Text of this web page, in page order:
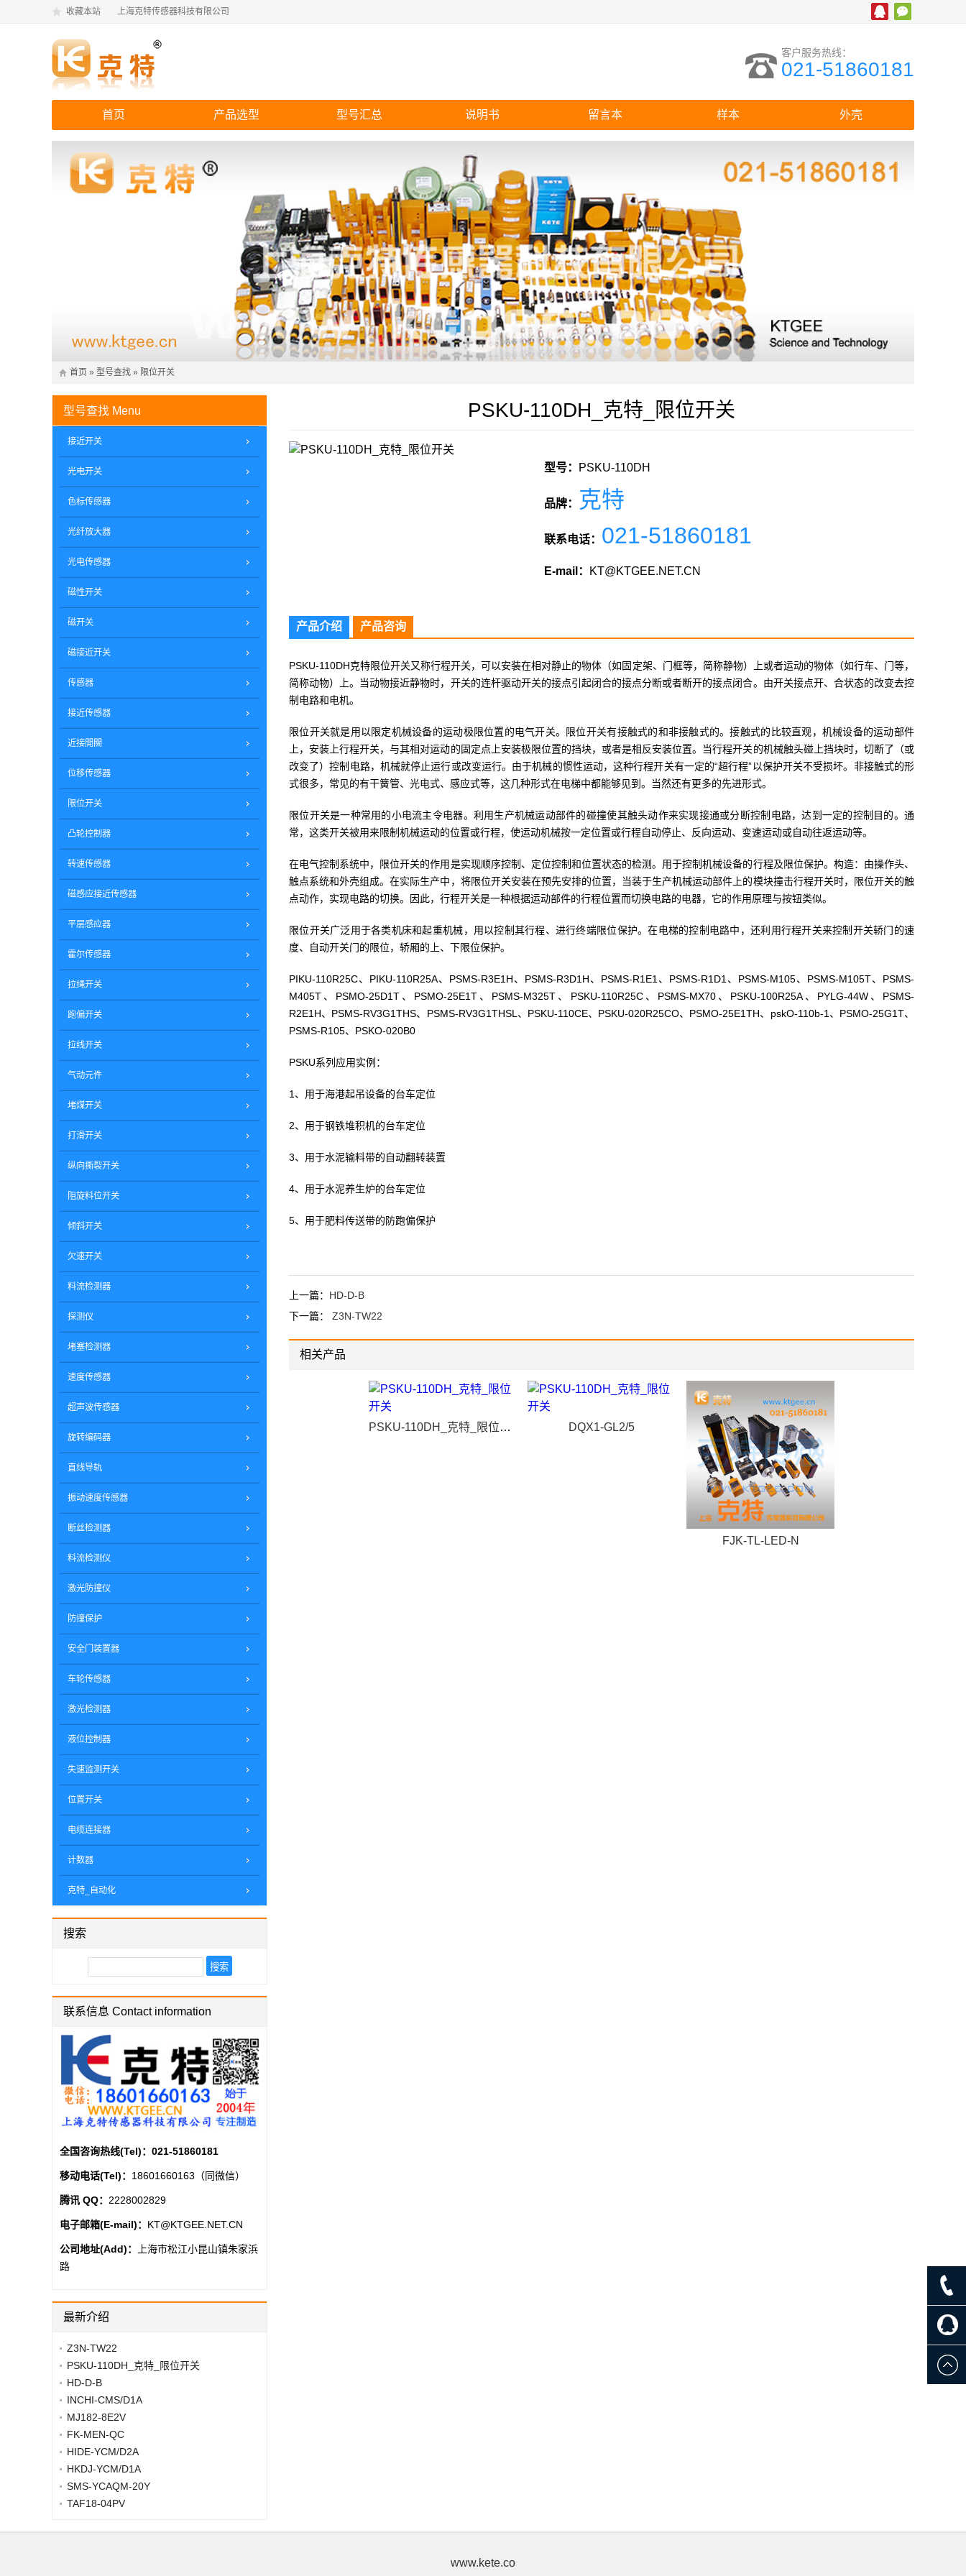
收藏本站 上海克特传感器科技有限公司
客户服务热线：
021-51860181
首页 产品选型 型号汇总 说明书 留言本 样本 外壳
首页 » 型号查找 » 限位开关
PSKU-110DH_克特_限位开关
型号： PSKU-110DH
品牌： 克特
联系电话： 021-51860181
E-mail： KT@KTGEE.NET.CN
产品介绍 产品咨询
PSKU-110DH克特限位开关又称行程开关，可以安装在相对静止的物体（如固定架、门框等，简称静物）上或者运动的物体（如行车、门等，
简称动物）上。当动物接近静物时，开关的连杆驱动开关的接点引起闭合的接点分断或者断开的接点闭合。由开关接点开、合状态的改变去控
制电路和电机。
限位开关就是用以限定机械设备的运动极限位置的电气开关。限位开关有接触式的和非接触式的。接触式的比较直观，机械设备的运动部件
上，安装上行程开关，与其相对运动的固定点上安装极限位置的挡块，或者是相反安装位置。当行程开关的机械触头碰上挡块时，切断了（或
改变了）控制电路，机械就停止运行或改变运行。由于机械的惯性运动，这种行程开关有一定的“超行程”以保护开关不受损坏。非接触式的形
式很多，常见的有干簧管、光电式、感应式等，这几种形式在电梯中都能够见到。当然还有更多的先进形式。
限位开关是一种常用的小电流主令电器。利用生产机械运动部件的碰撞使其触头动作来实现接通或分断控制电路，达到一定的控制目的。通
常，这类开关被用来限制机械运动的位置或行程，使运动机械按一定位置或行程自动停止、反向运动、变速运动或自动往返运动等。
在电气控制系统中，限位开关的作用是实现顺序控制、定位控制和位置状态的检测。用于控制机械设备的行程及限位保护。构造：由操作头、
触点系统和外壳组成。在实际生产中，将限位开关安装在预先安排的位置，当装于生产机械运动部件上的模块撞击行程开关时，限位开关的触
点动作，实现电路的切换。因此，行程开关是一种根据运动部件的行程位置而切换电路的电器，它的作用原理与按钮类似。
限位开关广泛用于各类机床和起重机械，用以控制其行程、进行终端限位保护。在电梯的控制电路中，还利用行程开关来控制开关轿门的速
度、自动开关门的限位，轿厢的上、下限位保护。
PIKU-110R25C、PIKU-110R25A、PSMS-R3E1H、PSMS-R3D1H、PSMS-R1E1、PSMS-R1D1、PSMS-M105、PSMS-M105T、PSMS-
M405T、PSMO-25D1T、PSMO-25E1T、PSMS-M325T、PSKU-110R25C、PSMS-MX70、PSKU-100R25A、PYLG-44W、PSMS-
R2E1H、PSMS-RV3G1THS、PSMS-RV3G1THSL、PSKU-110CE、PSKU-020R25CO、PSMO-25E1TH、pskO-110b-1、PSMO-25G1T、
PSMS-R105、PSKO-020B0
PSKU系列应用实例：
1、用于海港起吊设备的台车定位
2、用于钢铁堆积机的台车定位
3、用于水泥输料带的自动翻转装置
4、用于水泥养生炉的台车定位
5、用于肥料传送带的防跑偏保护
上一篇： HD-D-B
下一篇： Z3N-TW22
相关产品
DQX1-GL2/5
FJK-TL-LED-N
PSKU-110DH_克特_限位开关 DQX1-GL2/5
FJK-TL-LED-N
型号查找 Menu
接近开关
光电开关
色标传感器
光纤放大器
光电传感器
磁性开关
磁开关
磁接近开关
传感器
接近传感器
近接開關
位移传感器
限位开关
凸轮控制器
转速传感器
磁感应接近传感器
平层感应器
霍尔传感器
拉绳开关
跑偏开关
拉线开关
气动元件
堵煤开关
打滑开关
纵向撕裂开关
阻旋料位开关
倾斜开关
欠速开关
料流检测器
探测仪
堵塞检测器
速度传感器
超声波传感器
旋转编码器
直线导轨
振动速度传感器
断丝检测器
料流检测仪
激光防撞仪
防撞保护
安全门装置器
车轮传感器
激光检测器
液位控制器
失速监测开关
位置开关
电缆连接器
计数器
克特_自动化
搜索
联系信息 Contact information
全国咨询热线(Tel)： 021-51860181
移动电话(Tel)： 18601660163（同微信）
腾讯 QQ： 2228002829
电子邮箱(E-mail)： KT@KTGEE.NET.CN
公司地址(Add)：
上海市松江小昆山镇朱家浜
路
最新介绍
Z3N-TW22
PSKU-110DH_克特_限位开关
HD-D-B
INCHI-CMS/D1A
MJ182-8E2V
FK-MEN-QC
HIDE-YCM/D2A
HKDJ-YCM/D1A
SMS-YCAQM-20Y
TAF18-04PV
www.kete.co